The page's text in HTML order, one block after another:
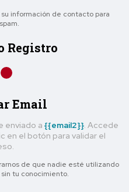
información de contacto para
Registro
Email
enviado a {{email2}} . Accede
en el botón para validar el
de que nadie esté utilizando
tu conocimiento.